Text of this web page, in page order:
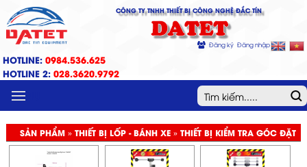
CÔNG TY TNHH THIẾT BỊ CÔNG NGHỆ ĐẮC TÍN
DATET
Đăng ký Đăng nhập
HOTLINE: 0984.536.625
HOTLINE 2: 028.3620.9792
MENU
SẢN PHẨM » THIẾT BỊ LỐP - BÁNH XE » THIẾT BỊ KIỂM TRA GÓC ĐẶT
BÁNH XE